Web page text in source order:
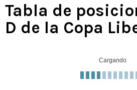
Tabla de
D de la Copa
Cargando